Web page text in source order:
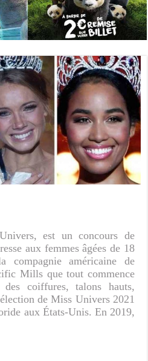
est un concours de
aux femmes âgées de 18
compagnie américaine de
Mills que tout commence
coiffures, talons hauts,
de Miss Univers 2021
aux États-Unis. En 2019,